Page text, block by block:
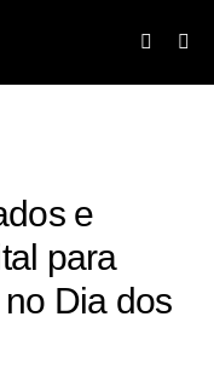
e
para
Dia dos